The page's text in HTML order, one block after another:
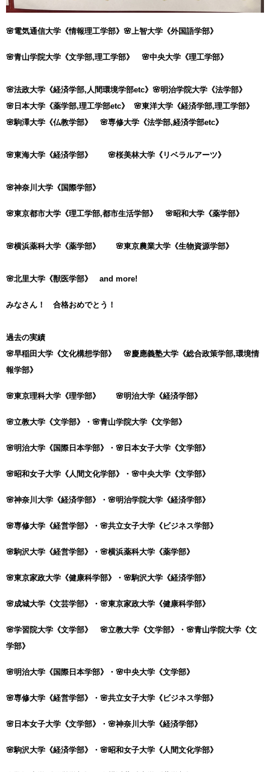
🌸電気通信大学《情報理工学部》🌸上智大学《外国語学部》
🌸青山学院大学《文学部,理工学部》 🌸中央大学《理工学部》
🌸法政大学《経済学部,人間環境学部etc》🌸明治学院大学 《法学部》
🌸日本大学《薬学部,理工学部etc》 🌸東洋大学《経済学部,理工学部》
🌸駒澤大学《仏教学部》 🌸専修大学《法学部,経済学部etc》
🌸東海大学《経済学部》 🌸桜美林大学《リベラルアーツ》
🌸神奈川大学《国際学部》
🌸東京都市大学《理工学部,都市生活学部》 🌸昭和大学《薬学部》
🌸横浜薬科大学《薬学部》 🌸東京農業大学《生物資源学部》
🌸北里大学《獣医学部》 and more!
みなさん！ 合格おめでとう！
過去の実績
🌸早稲田大学《文化構想学部》 🌸慶應義塾大学《総合政策学部,環境情
報学部》
🌸東京理科大学《理学部》 🌸明治大学《経済学部》
🌸立教大学《文学部》・🌸青山学院大学《文学部》
🌸明治大学《国際日本学部》・🌸日本女子大学《文学部》
🌸昭和女子大学《人間文化学部》・🌸中央大学《文学部》
🌸神奈川大学《経済学部》・🌸明治学院大学《経済学部》
🌸専修大学《経営学部》・🌸共立女子大学《ビジネス学部》
🌸駒沢大学《経営学部》・🌸横浜薬科大学《薬学部》
🌸東京家政大学《健康科学部》・🌸駒沢大学《経済学部》
🌸成城大学《文芸学部》・🌸東京家政大学《健康科学部》
🌸学習院大学《文学部》 🌸立教大学《文学部》・🌸青山学院大学《文
学部》
🌸明治大学《国際日本学部》・🌸中央大学《文学部》
🌸専修大学《経営学部》・🌸共立女子大学《ビジネス学部》
🌸日本女子大学《文学部》・🌸神奈川大学《経済学部》
🌸駒沢大学《経済学部》・🌸昭和女子大学《人間文化学部》